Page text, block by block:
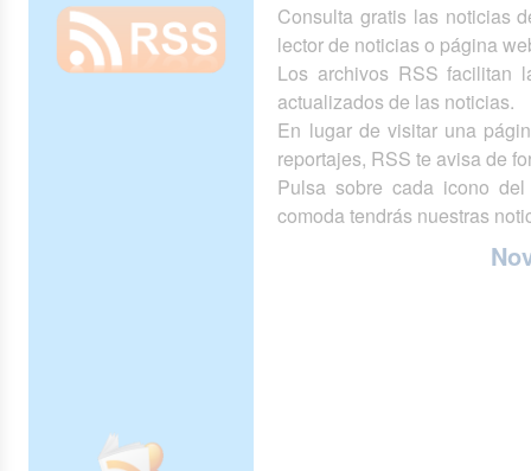
Consulta gratis las noticias
lector de noticias o página
Los archivos RSS facilitan
actualizados de las noticias.
En lugar de visitar una
reportajes, RSS te avisa de
Pulsa sobre cada icono
comoda tendrás nuestras